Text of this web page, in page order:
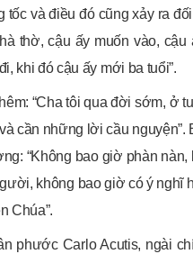
tốc và điều đó cũng xảy ra
thờ, cậu ấy muốn vào,
khi đó cậu ấy mới ba tuổi”.
“Cha tôi qua đời sớm, ở
cần những lời cầu
“Không bao giờ phàn
không bao giờ có ý nghĩ
Chúa”.
phước Carlo Acutis, ngài